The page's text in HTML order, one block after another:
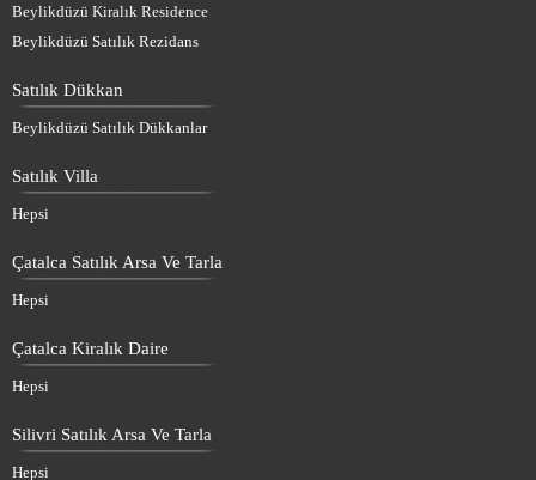
Beylikdüzü Kiralık Residence
Beylikdüzü Satılık Rezidans
Satılık Dükkan
Beylikdüzü Satılık Dükkanlar
Satılık Villa
Hepsi
Çatalca Satılık Arsa Ve Tarla
Hepsi
Çatalca Kiralık Daire
Hepsi
Silivri Satılık Arsa Ve Tarla
Hepsi